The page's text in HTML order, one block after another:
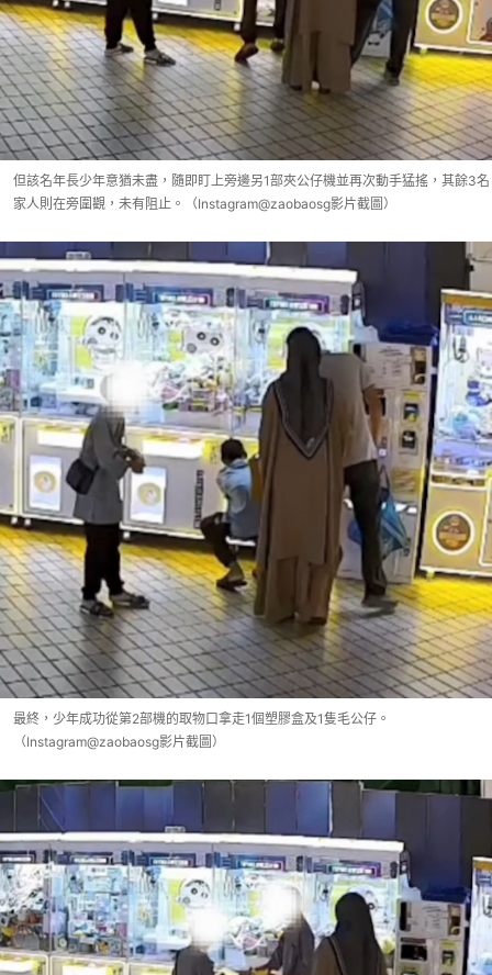
但該名年長少年意猶未盡，隨即盯上旁邊另1部夾公仔機並再次動手猛搖，其餘3名
家人則在旁圍觀，未有阻止。（Instagram@zaobaosg影片截圖）
最終，少年成功從第2部機的取物口拿走1個塑膠盒及1隻毛公仔。
（Instagram@zaobaosg影片截圖）